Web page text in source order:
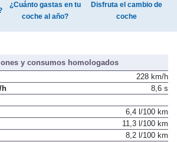
¿Cuánto gastas en tu
coche al año?
Disfruta el cambio de
coche
y consumos homologados
228 km/h
h
8,6 s
6,4 l/100 km
11,3 l/100 km
8,2 l/100 km